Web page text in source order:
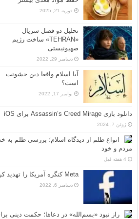
فوریه 21, 2025
تحلیل دو فصل سریال
«TEHRAN» ساخت رژیم
صهیونیستی
دسامبر 29, 2022
آیا اسلام واقعا دین خشونت
است؟
نوامبر 17, 2022
دانلود بازی Assassin’s Creed Mirage برای iOS
ژوئن 7, 2024
انواع ظلم از دیدگاه اسلام؛ بررسی ظلم به
مردم و خود
4 هفته قبل
Meta کنگره آمریکا را تهدید کرد
دسامبر 6, 2022
راز نبود «بسم‌الله» در دعاها؛ حکمت دینی